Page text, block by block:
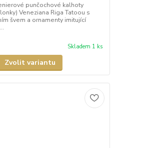
punčochové kalhoty
Veneziana Riga Tatoou s
švem a ornamenty imitující
Skladem 1 ks
Zvolit variantu